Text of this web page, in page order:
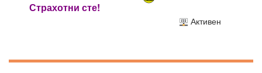
Страхотни сте!
Активен